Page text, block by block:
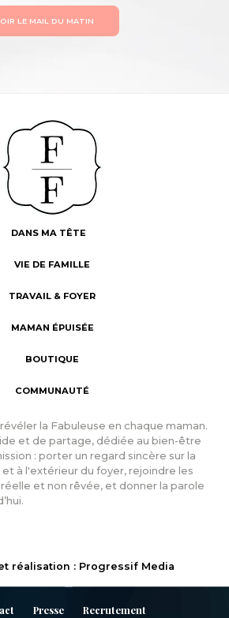
LE MAIL DU MATIN
DANS MA TÊTE
VIE DE FAMILLE
TRAVAIL & FOYER
MAMAN ÉPUISÉE
BOUTIQUE
COMMUNAUTÉ
la Fabuleuse en chaque maman.
et de partage, dédiée au bien-être
: porter un regard sincère sur la
à l'extérieur du foyer, rejoindre les
et non rêvée, et donner la parole
réalisation : Progressif Media
Presse Recrutement